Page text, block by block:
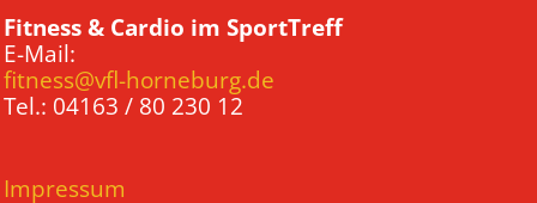
Fitness & Cardio im SportTreff
E-Mail:
fitness@vfl-horneburg.de
Tel.: 04163 / 80 230 12
Impressum